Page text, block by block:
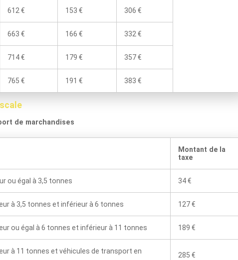
612 € 153 € 306 €
663 € 166 € 332 €
714 € 179 € 357 €
765 € 191 € 383 €
de marchandises
Montant de la
taxe
ou égal à 3,5 tonnes 34 €
à 3,5 tonnes et inférieur à 6 tonnes 127 €
ou égal à 6 tonnes et inférieur à 11 tonnes 189 €
à 11 tonnes et véhicules de transport en
285 €